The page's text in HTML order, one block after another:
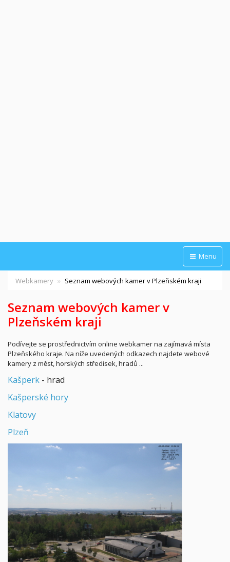
Menu
Webkamery Seznam webových kamer v Plzeňském kraji
Seznam webových kamer v
Plzeňském kraji
Podívejte se prostřednictvím online webkamer na zajímavá místa
Plzeňského kraje. Na níže uvedených odkazech najdete webové
kamery z měst, horských středisek, hradů ...
Kašperk - hrad
Kašperské hory
Klatovy
Plzeň